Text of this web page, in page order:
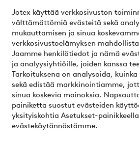
Jotex käyttää verkkosivuston
välttämättömiä evästeitä sekä
mukauttamisen ja sinua
verkkosivustoelämyksen
Jaamme henkilötiedot ja nämä
ja analyysiyhtiöille, joiden kanssa
Tarkoituksena on analysoida,
sekä edistää markkinointiamme,
sinua koskevia mainoksia.
painiketta suostut evästeiden
yksityiskohtia Asetukset-
evästekäytännöstämme.
Ystävät
Turvalliset maksut – maksa
Haluatko tietää lisää
elpy